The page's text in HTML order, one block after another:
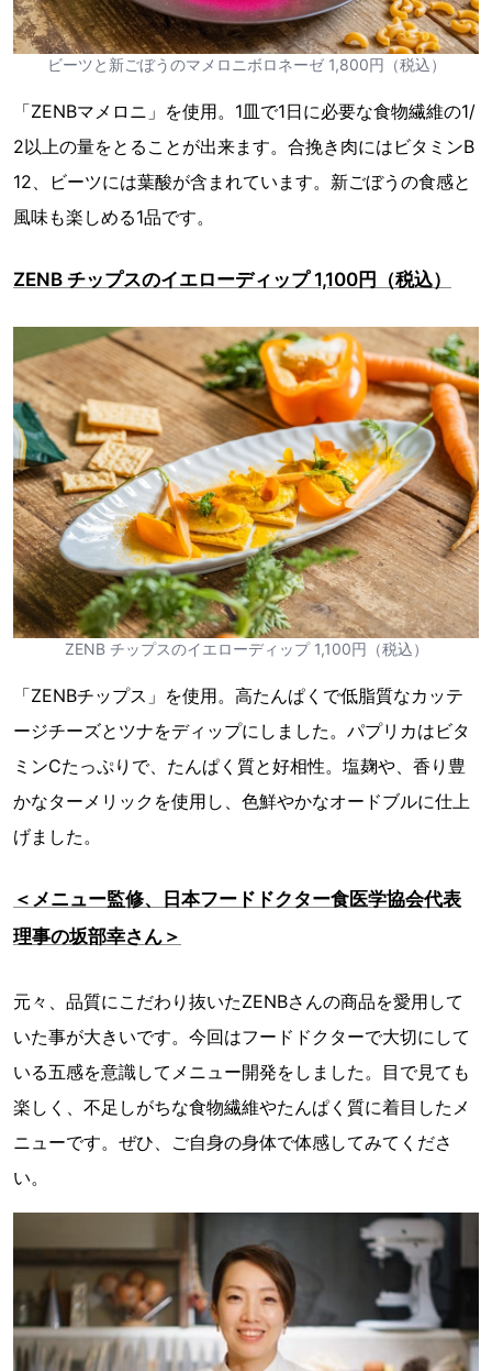
ビーツと新ごぼうのマメロニボロネーゼ 1,800円（税込）
「ZENBマメロニ」を使用。1皿で1日に必要な食物繊維の1/
2以上の量をとることが出来ます。合挽き肉にはビタミンB
12、ビーツには葉酸が含まれています。新ごぼうの食感と
風味も楽しめる1品です。
ZENB チップスのイエローディップ 1,100円（税込）
ZENB チップスのイエローディップ 1,100円（税込）
「ZENBチップス」を使用。高たんぱくで低脂質なカッテ
ージチーズとツナをディップにしました。パプリカはビタ
ミンCたっぷりで、たんぱく質と好相性。塩麹や、香り豊
かなターメリックを使用し、色鮮やかなオードブルに仕上
げました。
＜メニュー監修、日本フードドクター食医学協会代表
理事の坂部幸さん＞
元々、品質にこだわり抜いたZENBさんの商品を愛用して
いた事が大きいです。今回はフードドクターで大切にして
いる五感を意識してメニュー開発をしました。目で見ても
楽しく、不足しがちな食物繊維やたんぱく質に着目したメ
ニューです。ぜひ、ご自身の身体で体感してみてくださ
い。